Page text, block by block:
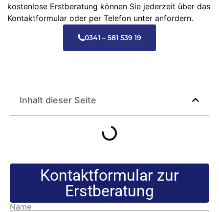
kostenlose Erstberatung können Sie jederzeit über das
Kontaktformular oder per Telefon unter anfordern.
0341 – 581 539 19
Inhalt dieser Seite
Kontaktformular zur
Erstberatung
Name